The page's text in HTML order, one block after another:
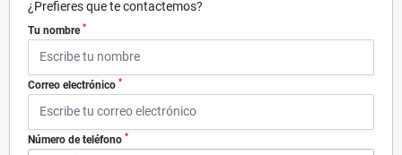
¿Prefieres que te contactemos?
Tu nombre *
Correo electrónico *
Número de teléfono *